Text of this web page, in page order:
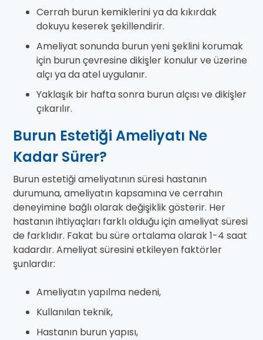
Cerrah burun kemiklerini ya da kıkırdak
dokuyu keserek şekillendirir.
Ameliyat sonunda burun yeni şeklini korumak
için burun çevresine dikişler konulur ve üzerine
alçı ya da atel uygulanır.
Yaklaşık bir hafta sonra burun alçısı ve dikişler
çıkarılır.
Burun Estetiği Ameliyatı Ne
Kadar Sürer?
Burun estetiği ameliyatının süresi hastanın
durumuna, ameliyatın kapsamına ve cerrahın
deneyimine bağlı olarak değişiklik gösterir. Her
hastanın ihtiyaçları farklı olduğu için ameliyat süresi
de farklıdır. Fakat bu süre ortalama olarak 1-4 saat
kadardır. Ameliyat süresini etkileyen faktörler
şunlardır:
Ameliyatın yapılma nedeni,
Kullanılan teknik,
Hastanın burun yapısı,